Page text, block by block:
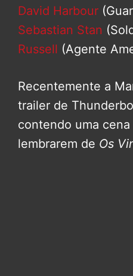
David Harbour
Sebastian Stan
Russell (Agente
Recentemente a
trailer de
contendo uma
lembrarem de Os